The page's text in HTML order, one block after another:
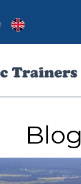
Blog